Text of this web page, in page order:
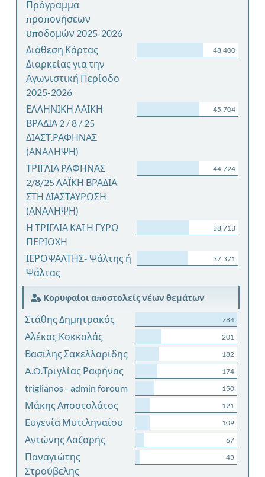
Πρόγραμμα
προπονήσεων
υποδομών 2025-2026
Διάθεση Κάρτας
Διαρκείας για την
Αγωνιστική Περίοδο
2025-2026
48,400
ΕΛΛΗΝΙΚΗ ΛΑΙΚΗ
ΒΡΑΔΙΑ 2 / 8 / 25
ΔΙΑΣΤ.ΡΑΦΗΝΑΣ
(ΑΝΑΛΗΨΗ)
45,704
ΤΡΙΓΛΙΑ ΡΑΦΗΝΑΣ
2/8/25 ΛΑΪΚΗ ΒΡΑΔΙΑ
ΣΤΗ ΔΙΑΣΤΑΥΡΩΣΗ
(ΑΝΑΛΗΨΗ)
44,724
Η ΤΡΙΓΛΙΑ ΚΑΙ Η ΓΥΡΩ
ΠΕΡΙΟΧΗ
38,713
ΙΕΡΟΨΑΛΤΗΣ- Ψάλτης ή
Ψάλτας
37,371
Κορυφαίοι αποστολείς νέων θεμάτων
Στάθης Δημητρακός 784
Αλέκος Κοκκαλάς 201
Βασίλης Σακελλαρίδης 182
A.O.Τριγλίας Ραφήνας 174
triglianos - admin foroum 150
Μάκης Αποστολάτος 121
Ευγενία Μυτιληναίου 109
Αντώνης Λαζαρής 67
Παναγιώτης
Στρούβελης
43